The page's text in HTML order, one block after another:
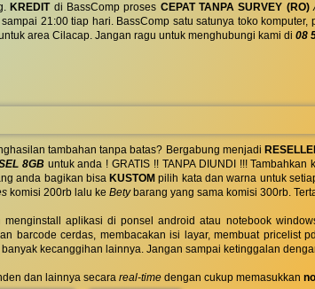
KREDITdi BassComp proses CEPAT TANPA SURVEY (RO)
21:00 tiap hari. BassComp satu satunya toko
area Cilacap. Jangan ragu untuk menghubungi kami di 08
tambahan tanpa batas? Bergabung menjadi
8GBuntuk anda ! GRATIS !! TANPA DIUNDI !!!
anda bagikan bisa KUSTOM pilih kata dan warna untuk
komisi 200rb lalu ke Betybarang yang sama komisi 300rb.
menginstall aplikasi di ponsel android atau notebook
barcode cerdas, membacakan isi layar, membuat
kecanggihan lainnya. Jangan sampai ketinggalan
dan lainnya secara real-time dengan cukup memasukkan